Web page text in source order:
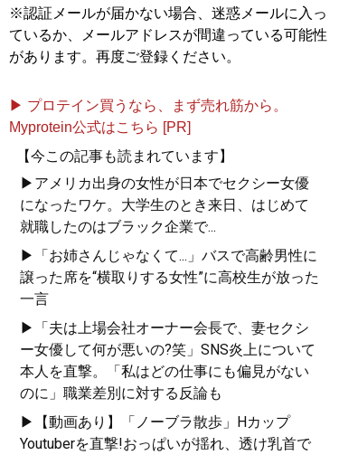
※認証メールが届かない場合、迷惑メールに入っ
ているか、メールアドレスが間違っている可能性
があります。再度ご登録ください。
▶ プロテイン買うなら、まず売れ筋から。
Myprotein公式はこちら [PR]
【今この記事も読まれています】
▶アメリカ出身の女性が日本でセクシー女優
になったワケ。大学生のとき来日、はじめて
就職したのはブラック企業で...
▶「お姉さんじゃなくて...」バスで高齢男性に
譲った席を“横取りする女性”に高校生が放った
一言
▶「夫は上場会社オーナー会長で、妻セクシ
ー女優して何が悪いの?笑」SNS炎上について
本人を直撃。「私はどの仕事にも偏見がない
のに」職業差別に対する反論も
▶【動画あり】「ノーブラ散歩」Hカップ
Youtuberを直撃!おっぱいが揺れ、透け乳首で